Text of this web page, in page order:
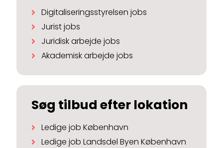
Digitaliseringsstyrelsen jobs
Jurist jobs
Juridisk arbejde jobs
Akademisk arbejde jobs
Søg tilbud efter lokation
Ledige job København
Ledige job Landsdel Byen København